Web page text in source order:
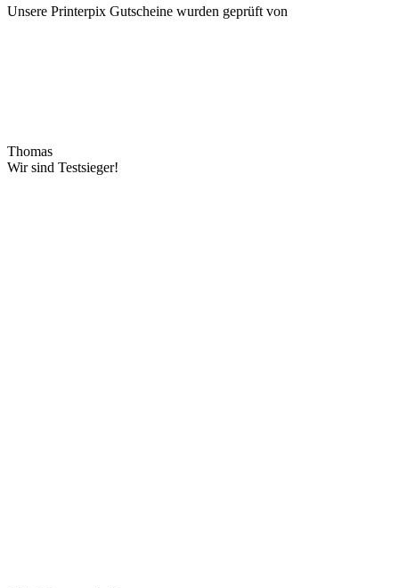
Unsere Printerpix Gutscheine wurden geprüft von
Thomas
Wir sind Testsieger!